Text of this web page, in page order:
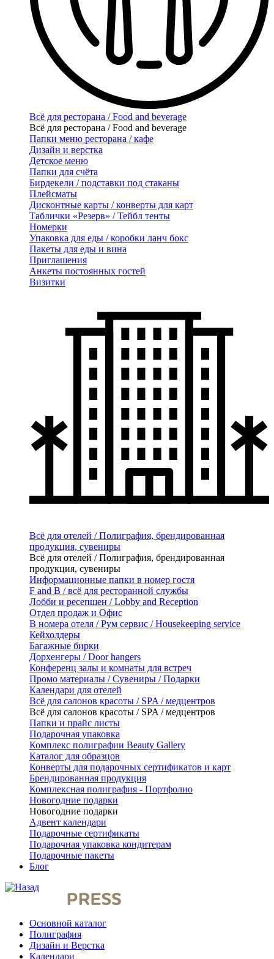
Всё для ресторана / Food and beverage
Всё для ресторана / Food and beverage
Папки меню ресторана / кафе
Дизайн и верстка
Детское меню
Папки для счёта
Бирдекели / подставки под стаканы
Плейсматы
Дисконтные карты / конверты для карт
Таблички «Резерв» / Тейбл тенты
Номерки
Упаковка для еды / коробки ланч бокс
Пакеты для еды и вина
Приглашения
Анкеты постоянных гостей
Визитки
Всё для отелей / Полиграфия, брендированная
продукция, сувениры
Всё для отелей / Полиграфия, брендированная
продукция, сувениры
Информационные папки в номер гостя
F and B / всё для ресторанной службы
Лобби и ресепшен / Lobby and Reception
Отдел продаж и Офис
В номера отеля / Рум сервис / Housekeeping service
Кейхолдеры
Багажные бирки
Дорхенгеры / Door hangers
Конференц залы и комнаты для встреч
Промо материалы / Сувениры / Подарки
Календари для отелей
Всё для салонов красоты / SPA / медцентров
Всё для салонов красоты / SPA / медцентров
Папки и прайс листы
Подарочная упаковка
Комплекс полиграфии Beauty Gallery
Каталог для образцов
Конверты для подарочных сертификатов и карт
Брендированная продукция
Комплексная полиграфия - Портфолио
Новогодние подарки
Новогодние подарки
Адвент календари
Подарочные сертификаты
Подарочная упаковка кондитерам
Подарочные пакеты
Блог
Основной каталог
Полиграфия
Дизайн и Верстка
Календари